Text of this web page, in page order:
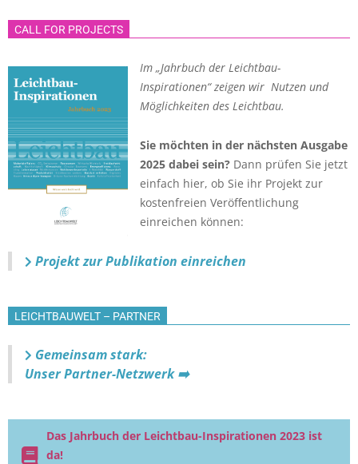
CALL FOR PROJECTS
Im „Jahrbuch der Leichtbau-
Inspirationen“ zeigen wir Nutzen und
Möglichkeiten des Leichtbau.
Sie möchten in der nächsten Ausgabe
2025 dabei sein? Dann prüfen Sie jetzt
einfach hier, ob Sie ihr Projekt zur
kostenfreien Veröffentlichung
einreichen können:
Projekt zur Publikation einreichen
LEICHTBAUWELT – PARTNER
Gemeinsam stark:
Unser Partner-Netzwerk ➡️
Das Jahrbuch der Leichtbau-Inspirationen 2023 ist
da!